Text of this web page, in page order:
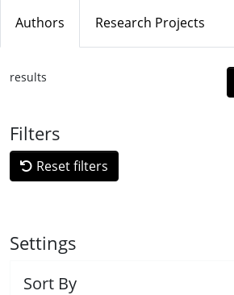
Authors Research Projects
results
Filters
Reset filters
Settings
Sort By